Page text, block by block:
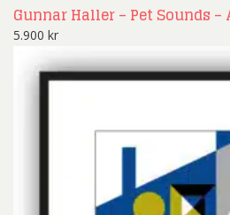
Gunnar Haller – Pet Sounds
5.900 kr